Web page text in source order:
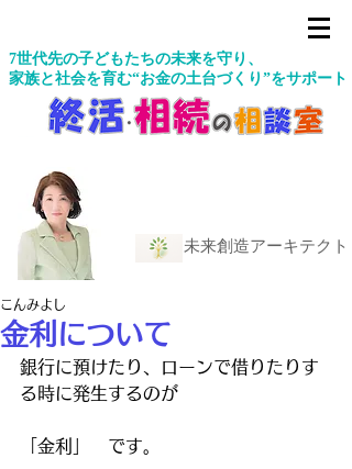
7世代先の子どもたちの未来を守り、
家族と社会を育む“お金の土台づくり”をサポート
未来創造アーキテクト
金利について
こんみよし
銀行に預けたり、ローンで借りたりす
る時に発生するのが
「金利」　です。